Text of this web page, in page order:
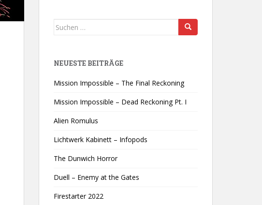
Suchen
NEUESTE BEITRÄGE
Mission Impossible – The Final Reckoning
Mission Impossible – Dead Reckoning Pt. I
Alien Romulus
Lichtwerk Kabinett – Infopods
The Dunwich Horror
Duell – Enemy at the Gates
Firestarter 2022